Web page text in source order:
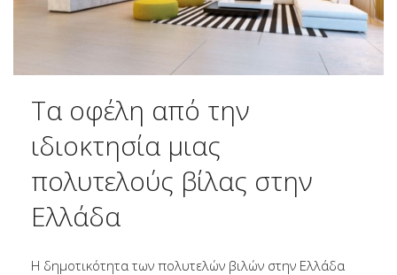
Τα οφέλη από την
ιδιοκτησία μιας
πολυτελούς βίλας στην
Ελλάδα
Η δημοτικότητα των πολυτελών βιλών στην Ελλάδα